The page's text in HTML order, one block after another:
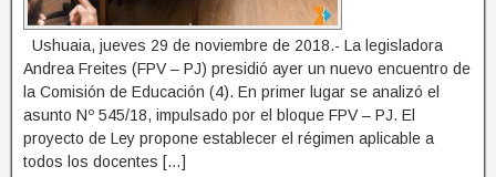
Ushuaia, jueves 29 de noviembre de 2018.- La legisladora
Andrea Freites (FPV – PJ) presidió ayer un nuevo encuentro de
la Comisión de Educación (4). En primer lugar se analizó el
asunto Nº 545/18, impulsado por el bloque FPV – PJ. El
proyecto de Ley propone establecer el régimen aplicable a
todos los docentes […]